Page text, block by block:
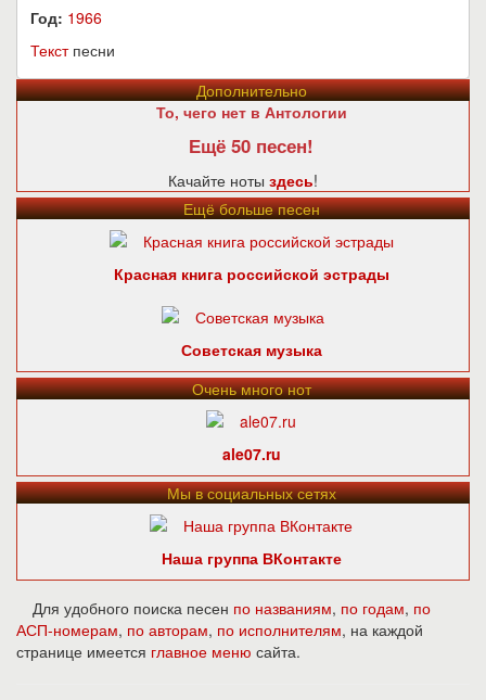
Год: 1966
Текстпесни
Дополнительно
То, чего нет в Антологии
Ещё 50 песен!
Качайте ноты здесь!
Ещё больше песен
Красная книга российской эстрады
Советская музыка
Очень много нот
ale07.ru
Мы в социальных сетях
Наша группа ВКонтакте
Для удобного поиска песен по названиям, по годам, по
АСП-номерам, по авторам, по исполнителям, на каждой
странице имеется главное меню сайта.